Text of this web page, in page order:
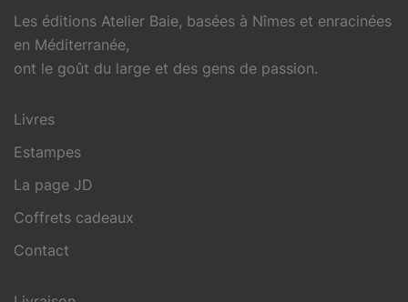
Les éditions Atelier Baie, basées à Nîmes et enracinées
en Méditerranée,
ont le goût du large et des gens de passion.
Livres
Estampes
La page JD
Coffrets cadeaux
Contact